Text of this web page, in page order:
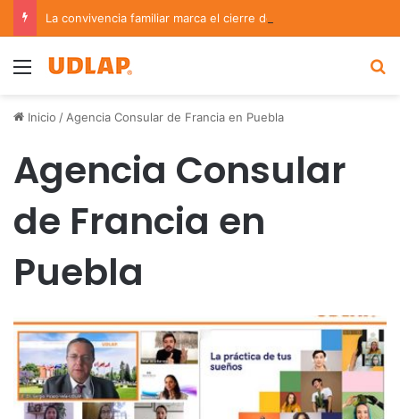
Menu
Inicio / Agencia Consular de Francia en Puebla
Agencia Consular
de Francia en
Puebla